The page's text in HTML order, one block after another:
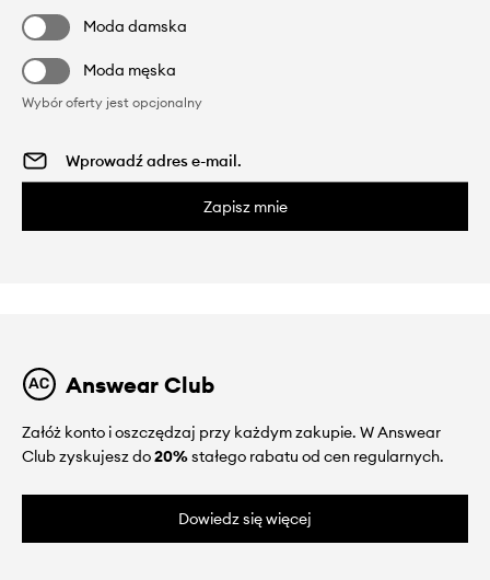
Moda damska
Moda męska
Wybór oferty jest opcjonalny
Zapisz mnie
Answear Club
Załóż konto i oszczędzaj przy każdym zakupie. W Answear
Club zyskujesz do20%stałego rabatu od cen regularnych.
Dowiedz się więcej